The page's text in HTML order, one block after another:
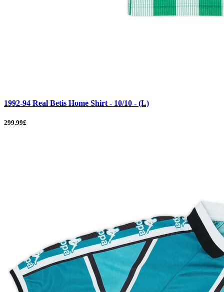
1992-94 Real Betis Home Shirt - 10/10 - (L)
299.99£